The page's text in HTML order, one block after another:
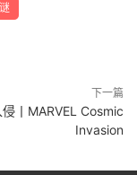
下一篇
丨MARVEL Cosmic
Invasion